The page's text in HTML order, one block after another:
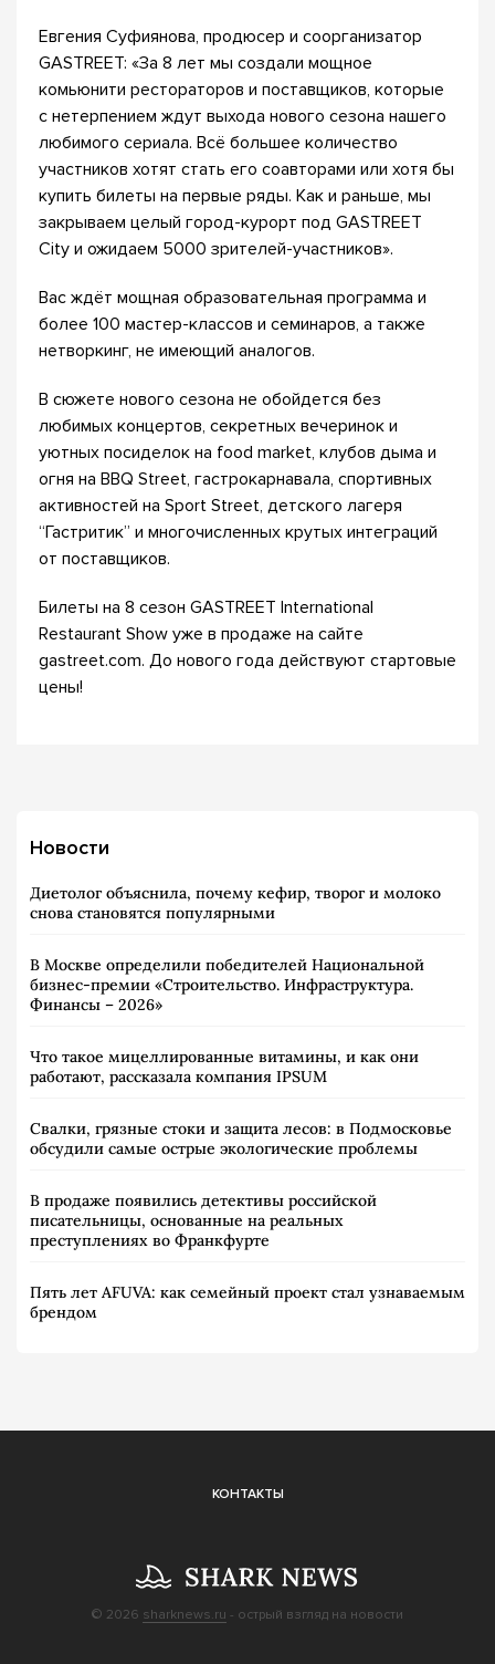
Евгения Суфиянова, продюсер и соорганизатор
GASTREET: «За 8 лет мы создали мощное
комьюнити рестораторов и поставщиков, которые
с нетерпением ждут выхода нового сезона нашего
любимого сериала. Всё большее количество
участников хотят стать его соавторами или хотя бы
купить билеты на первые ряды. Как и раньше, мы
закрываем целый город-курорт под GASTREET
City и ожидаем 5000 зрителей-участников».
Вас ждёт мощная образовательная программа и
более 100 мастер-классов и семинаров, а также
нетворкинг, не имеющий аналогов.
В сюжете нового сезона не обойдется без
любимых концертов, секретных вечеринок и
уютных посиделок на food market, клубов дыма и
огня на BBQ Street, гастрокарнавала, спортивных
активностей на Sport Street, детского лагеря
“Гастритик” и многочисленных крутых интеграций
от поставщиков.
Билеты на 8 сезон GASTREET International
Restaurant Show уже в продаже на сайте
gastreet.com. До нового года действуют стартовые
цены!
Новости
Диетолог объяснила, почему кефир, творог и молоко
снова становятся популярными
В Москве определили победителей Национальной
бизнес-премии «Строительство. Инфраструктура.
Финансы – 2026»
Что такое мицеллированные витамины, и как они
работают, рассказала компания IPSUM
Свалки, грязные стоки и защита лесов: в Подмосковье
обсудили самые острые экологические проблемы
В продаже появились детективы российской
писательницы, основанные на реальных
преступлениях во Франкфурте
Пять лет AFUVA: как семейный проект стал узнаваемым
брендом
КОНТАКТЫ
© 2026 sharknews.ru - острый взгляд на новости